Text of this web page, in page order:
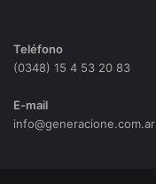
Teléfono
(0348) 15 4 53 20 83
E-mail
info@generacione.com.ar